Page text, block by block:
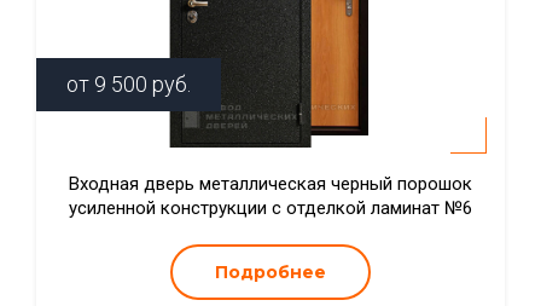
от 9 500 руб.
Входная дверь металлическая черный порошок
усиленной конструкции с отделкой ламинат №6
Подробнее